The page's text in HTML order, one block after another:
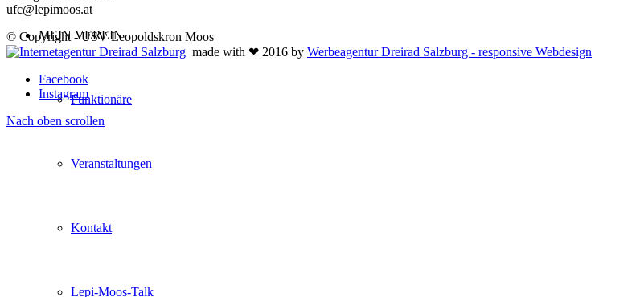
MEIN VEREIN
Funktionäre
Veranstaltungen
Kontakt
Lepi-Moos-Talk
ufc@lepimoos.at
© Copyright - USV Leopoldskron Moos
made with ❤ 2016 by Werbeagentur Dreirad Salzburg - responsive Webdesign
Facebook
Instagram
Nach oben scrollen